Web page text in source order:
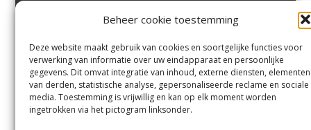
Beheer cookie toestemming
Deze website maakt gebruik van cookies en soortgelijke functies voor
verwerking van informatie over uw eindapparaat en persoonlijke
gegevens. Dit omvat integratie van inhoud, externe diensten, elementen
van derden, statistische analyse, gepersonaliseerde reclame en sociale
media. Toestemming is vrijwillig en kan op elk moment worden
ingetrokken via het pictogram linksonder.
Margadantstraat 34
0255-533900
info@jutter.nlofinfo@hofgee
st.nl
Velserbroek,Velsen-Zuid,
Zuid,Driehuisen
Spaarnwoude.
Contact
Andere uitgaven